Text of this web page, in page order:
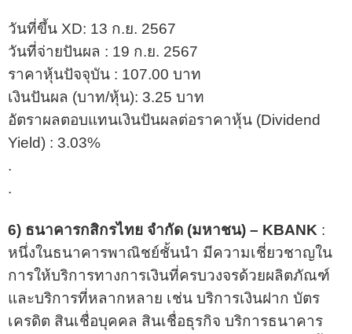
วันที่ขึ้น XD: 13 ก.ย. 2567
วันที่จ่ายปันผล : 19 ก.ย. 2567
ราคาหุ้นปัจจุบัน : 107.00 บาท
เงินปันผล (บาท/หุ้น): 3.25 บาท
อัตราผลตอบแทนเงินปันผลต่อราคาหุ้น (Dividend
Yield) : 3.03%
.
.
6) ธนาคารกสิกรไทย จำกัด (มหาชน) – KBANK :
หนึ่งในธนาคารพาณิชย์ชั้นนำ มีความเชี่ยวชาญใน
การให้บริการทางการเงินที่ครบวงจรด้วยผลิตภัณฑ์
และบริการที่หลากหลาย เช่น บริการเงินฝาก บัตร
เครดิต สินเชื่อบุคคล สินเชื่อธุรกิจ บริการธนาคาร